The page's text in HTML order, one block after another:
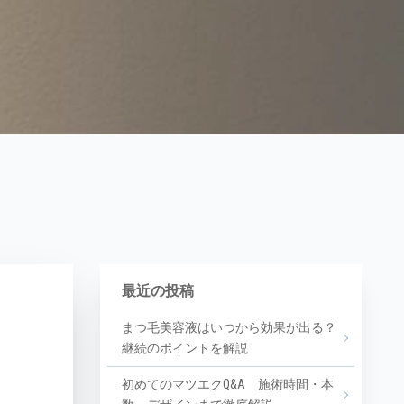
最近の投稿
まつ毛美容液はいつから効果が出る？
継続のポイントを解説
初めてのマツエクQ&A 施術時間・本